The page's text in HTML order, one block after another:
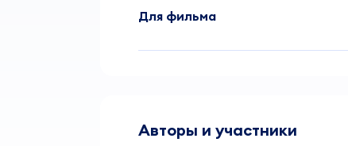
Для фильма
Авторы и участники